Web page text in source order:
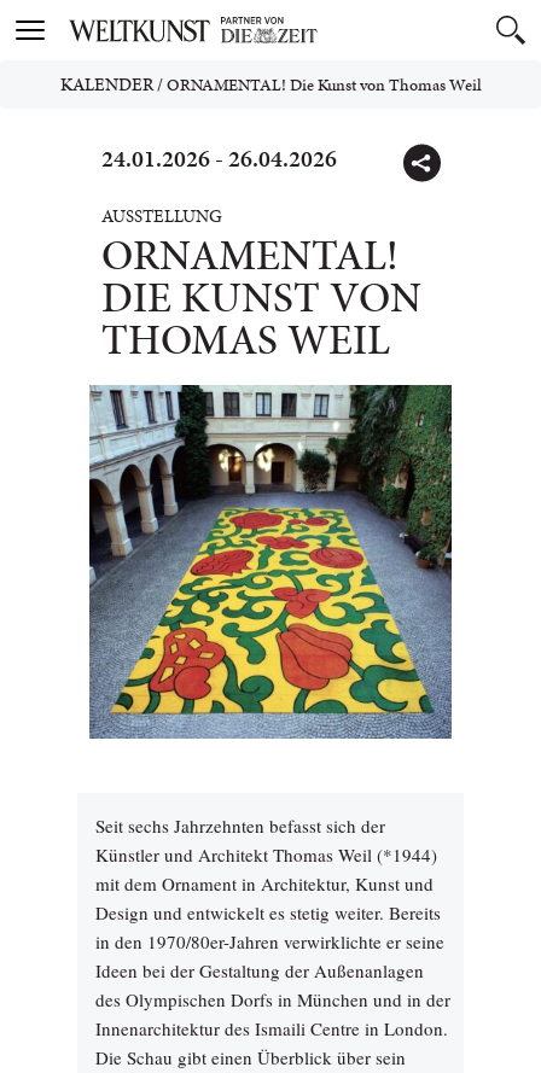
Toggle
KALENDER/ORNAMENTAL! Die Kunst von Thomas Weil
24.01.2026 - 26.04.2026
AUSSTELLUNG
ORNAMENTAL!
DIE KUNST VON
THOMAS WEIL
Seit sechs Jahrzehnten befasst sich der
Künstler und Architekt Thomas Weil (*1944)
mit dem Ornament in Architektur, Kunst und
Design und entwickelt es stetig weiter. Bereits
in den 1970/80er-Jahren verwirklichte er seine
Ideen bei der Gestaltung der Außenanlagen
des Olympischen Dorfs in München und in der
Innenarchitektur des Ismaili Centre in London.
Die Schau gibt einen Überblick über sein